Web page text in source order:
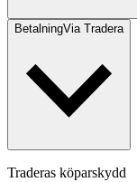
BetalningVia Tradera
Traderas köparskydd